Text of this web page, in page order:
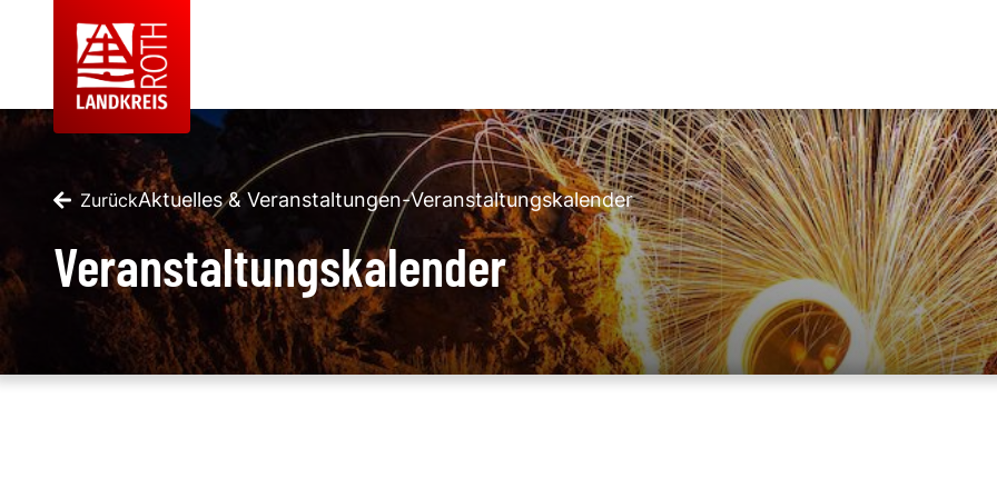
ZurückAktuelles & Veranstaltungen-Veranstaltungskalender
Veranstaltungskalender